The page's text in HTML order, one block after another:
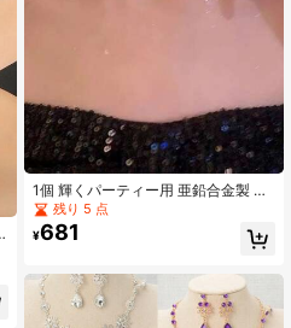
1個 輝くパーティー用 亜鉛合金製 レ
ディースネックレス、オールシーズ
ン
残り 5 点
¥681